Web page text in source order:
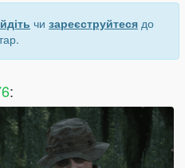
чи зареєструйтеся до
: